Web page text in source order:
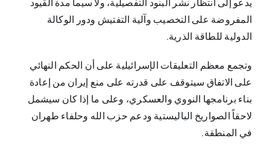
المفروضة على التخصيب وآلية التفتيش ودور الوكالة
الدولية للطاقة الذرية.
وتجمع معظم التعليقات الإسرائيلية على أن الحكم النهائي
على الاتفاق سيتوقف على قدرته على منع إيران من إعادة
بناء برنامجها النووي والعسكري، وعلى ما إذا كان سيشمل
لاحقاً الصواريخ الباليستية ودعم حزب الله وحلفاء طهران
في المنطقة.